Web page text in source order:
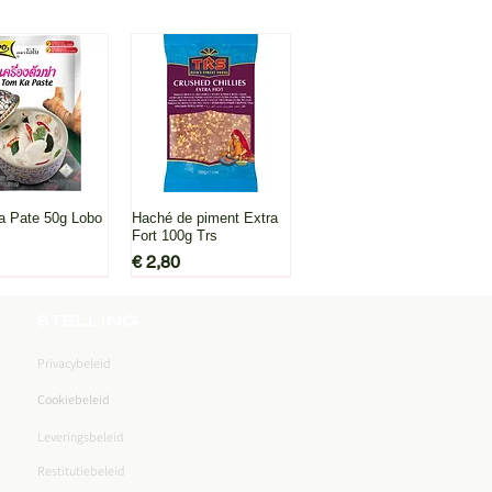
overzicht
Pate 50g Lobo Snel overzicht
Haché de piment Extra
Fort 100g Trs
Prijs
€ 2,80
overzicht
Privacybeleid
Cookiebeleid
Leveringsbeleid
Restitutiebeleid